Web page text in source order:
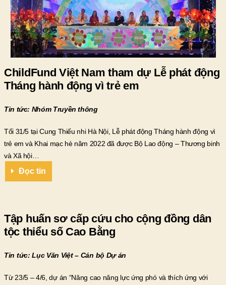
ChildFund Việt Nam tham dự Lễ phát động
Tháng hành động vì trẻ em
Tin tức: Nhóm Truyền thông
Tối 31/5 tại Cung Thiếu nhi Hà Nội, Lễ phát động Tháng hành động vì
trẻ em và Khai mạc hè năm 2022 đã được Bộ Lao động – Thương binh
và Xã hội…
Đọc tin
Tập huấn sơ cấp cứu cho cộng đồng dân
tộc thiểu số Cao Bằng
Tin tức: Lục Văn Việt – Cán bộ Dự án
Từ 23/5 – 4/6, dự án “Nâng cao năng lực ứng phó và thích ứng với